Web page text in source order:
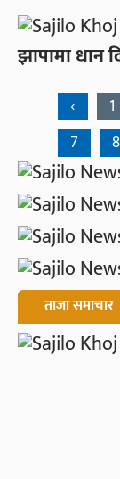
झापामा धान
‹ 1
7
8
ताजा समाचार